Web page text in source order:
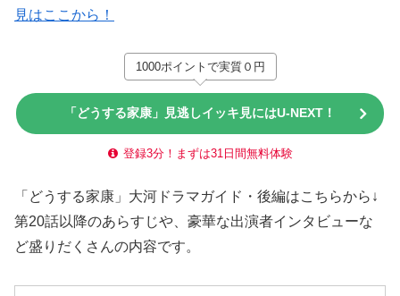
見はここから！
1000ポイントで実質０円
「どうする家康」見逃しイッキ見にはU-NEXT！
登録3分！まずは31日間無料体験
「どうする家康」大河ドラマガイド・後編はこちらから↓
第20話以降のあらすじや、豪華な出演者インタビューな
ど盛りだくさんの内容です。